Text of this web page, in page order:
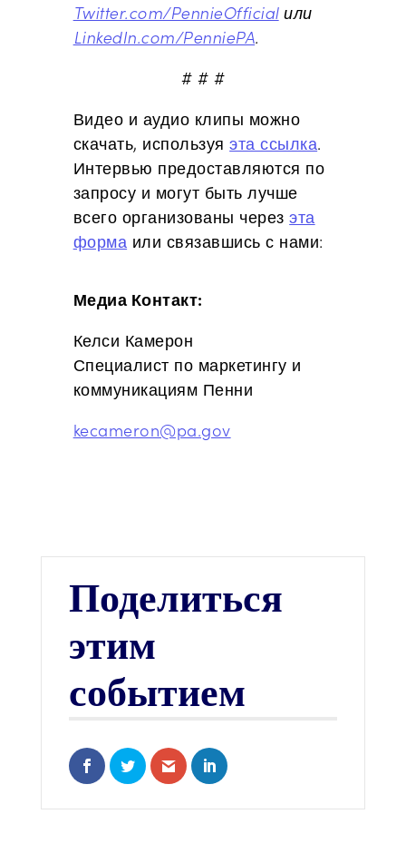
Twitter.com/PennieOfficialили
LinkedIn.com/PenniePA.
# # #
Видео и аудио клипы можно
скачать, используяэта ссылка.
Интервью предоставляются по
запросу и могут быть лучше
всего организованы черезэта
форма или связавшись с нами:
Медиа Контакт:
Келси Камерон
Специалист по маркетингу и
коммуникациям Пенни
kecameron@pa.gov
Поделиться
этим
событием
Share on Facebook
Share on Twitter
Share via Email
Share on LinkedIn